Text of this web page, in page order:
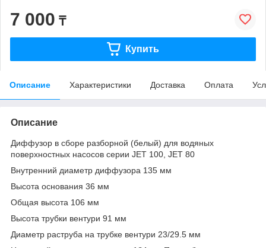
7 000 ₸
Купить
Описание Характеристики Доставка Оплата
Описание
Диффузор в сборе разборной (белый) для водяных
поверхностных насосов серии JET 100, JET 80
Внутренний диаметр диффузора 135 мм
Высота основания 36 мм
Общая высота 106 мм
Высота трубки вентури 91 мм
Диаметр раструба на трубке вентури 23/29.5 мм